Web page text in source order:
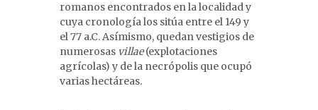
romanos encontrados en la localidad y
cuya cronología los sitúa entre el 149 y
el 77 a.C. Asímismo, quedan vestigios de
numerosas villae(explotaciones
agrícolas) y de la necrópolis que ocupó
varias hectáreas.